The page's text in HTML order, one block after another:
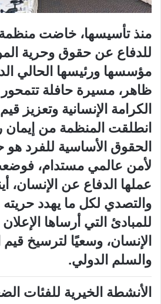
منذ تأسيسها، خاضت منظمة
للدفاع عن حقوق وحرية
مؤسسها ورئيسها الحالي
ظاهر، مسيرة حافلة
الكرامة الإنسانية وتعزيز
انطلقت المنظمة من
الحقوق الأساسية للفرد
لأمن عالمي مستدام،
عملها الدفاع عن الإنسان،
والتصدي لكل ما يهدد
للمبادئ التي أرساها
الإنسان، وسعيًا لترسيخ قيم
والسلم الدولي.
الأنشطة الخيرية للفئات